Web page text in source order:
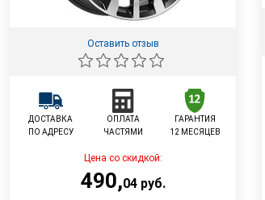
Оставить отзыв
ДОСТАВКА
ПО АДРЕСУ
ОПЛАТА
ЧАСТЯМИ
ГАРАНТИЯ
12 МЕСЯЦЕВ
Цена со скидкой:
490,04руб.